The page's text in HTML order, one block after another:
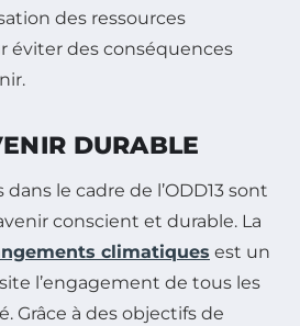
des ressources
éviter des conséquences
DURABLE
le cadre de l’ODD13 sont
conscient et durable. La
climatiques est un
l’engagement de tous les
Grâce à des objectifs de